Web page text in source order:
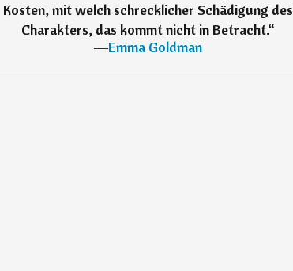
Kosten, mit welch schrecklicher Schädigung des
Charakters, das kommt nicht in Betracht.“
―Emma Goldman